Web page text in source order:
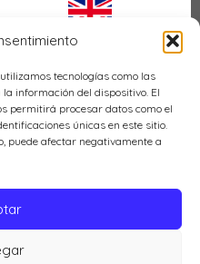
tecnologías como las
información del dispositivo. El
permitirá procesar datos como el
únicas en este sitio.
puede afectar negativamente a
Inglesa